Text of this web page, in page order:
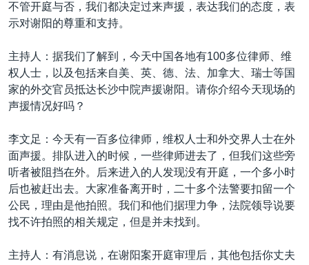
不管开庭与否，我们都决定过来声援，表达我们的态度，表
示对谢阳的尊重和支持。
主持人：据我们了解到，今天中国各地有100多位律师、维
权人士，以及包括来自美、英、德、法、加拿大、瑞士等国
家的外交官员抵达长沙中院声援谢阳。请你介绍今天现场的
声援情况好吗？
李文足：今天有一百多位律师，维权人士和外交界人士在外
面声援。排队进入的时候，一些律师进去了，但我们这些旁
听者被阻挡在外。后来进入的人发现没有开庭，一个多小时
后也被赶出去。大家准备离开时，二十多个法警要扣留一个
公民，理由是他拍照。我们和他们据理力争，法院领导说要
找不许拍照的相关规定，但是并未找到。
主持人：有消息说，在谢阳案开庭审理后，其他包括你丈夫